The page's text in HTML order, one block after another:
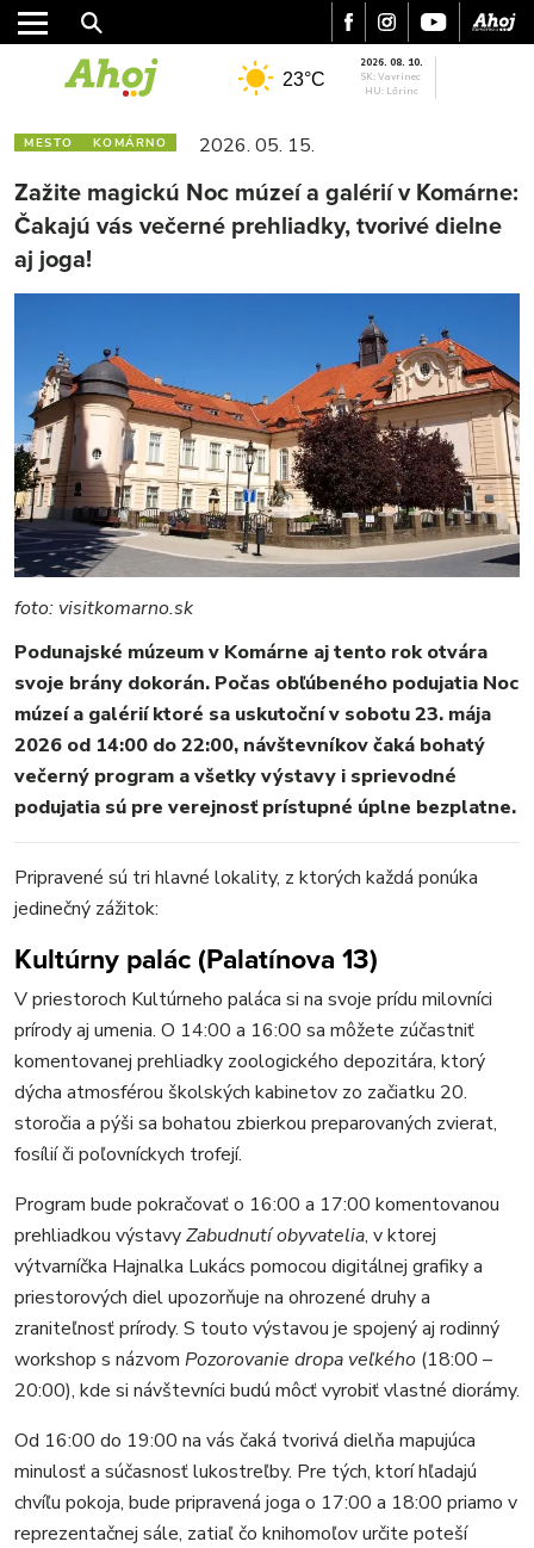
REGIÓN
ŠPORT
KULTÚRA
FOTKY
VIDEO
MIX
23°C
2026. 08. 10.
SK: Vavrinec
HU: Lőrinc
MESTO KOMÁRNO 2026. 05. 15.
Zažite magickú Noc múzeí a galérií v Komárne:
Čakajú vás večerné prehliadky, tvorivé dielne
aj joga!
foto: visitkomarno.sk
Podunajské múzeum v Komárne aj tento rok otvára
svoje brány dokorán. Počas obľúbeného podujatia Noc
múzeí a galérií ktoré sa uskutoční v sobotu 23. mája
2026 od 14:00 do 22:00, návštevníkov čaká bohatý
večerný program a všetky výstavy i sprievodné
podujatia sú pre verejnosť prístupné úplne bezplatne.
Pripravené sú tri hlavné lokality, z ktorých každá ponúka
jedinečný zážitok:
Kultúrny palác (Palatínova 13)
V priestoroch Kultúrneho paláca si na svoje prídu milovníci
prírody aj umenia. O 14:00 a 16:00 sa môžete zúčastniť
komentovanej prehliadky zoologického depozitára, ktorý
dýcha atmosférou školských kabinetov zo začiatku 20.
storočia a pýši sa bohatou zbierkou preparovaných zvierat,
fosílií či poľovníckych trofejí.
Program bude pokračovať o 16:00 a 17:00 komentovanou
prehliadkou výstavyZabudnutí obyvatelia, v ktorej
výtvarníčka Hajnalka Lukács pomocou digitálnej grafiky a
priestorových diel upozorňuje na ohrozené druhy a
zraniteľnosť prírody. S touto výstavou je spojený aj rodinný
workshop s názvom Pozorovanie dropa veľkého (18:00 –
20:00), kde si návštevníci budú môcť vyrobiť vlastné diorámy.
Od 16:00 do 19:00 na vás čaká tvorivá dielňa mapujúca
minulosť a súčasnosť lukostreľby. Pre tých, ktorí hľadajú
chvíľu pokoja, bude pripravená joga o 17:00 a 18:00 priamo v
reprezentačnej sále, zatiaľ čo knihomoľov určite poteší